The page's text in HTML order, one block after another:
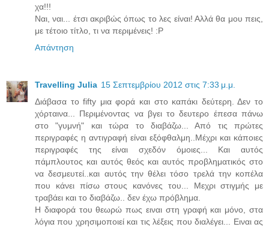
χα!!!
Ναι, ναι... έτσι ακριβώς όπως το λες είναι! Αλλά θα μου πεις,
με τέτοιο τίτλο, τι να περιμένεις! :P
Απάντηση
Travelling Julia 15 Σεπτεμβρίου 2012 στις 7:33 μ.μ.
Διάβασα το fifty μια φορά και στο καπάκι δεύτερη. Δεν το
χόρταινα... Περιμένοντας να βγει το δευτερο έπεσα πάνω
στο "γυμνή" και τώρα το διαβάζω... Από τις πρώτες
περιγραφές η αντιγραφή είναι εξόφθαλμη..Μέχρι και κάποιες
περιγραφές της είναι σχεδόν όμοιες... Και αυτός
πάμπλουτος και αυτός θεός και αυτός προβληματικός στο
να δεσμευτεί..και αυτός την θέλει τόσο τρελά την κοπέλα
που κάνει πίσω στους κανόνες του... Μεχρι στιγμής με
τραβάει και το διαβάζω.. δεν έχω πρόβλημα.
Η διαφορά του θεωρώ πως ειναι στη γραφή και μόνο, στα
λόγια που χρησιμοποιεί και τις λέξεις που διαλέγει... Ειναι ας